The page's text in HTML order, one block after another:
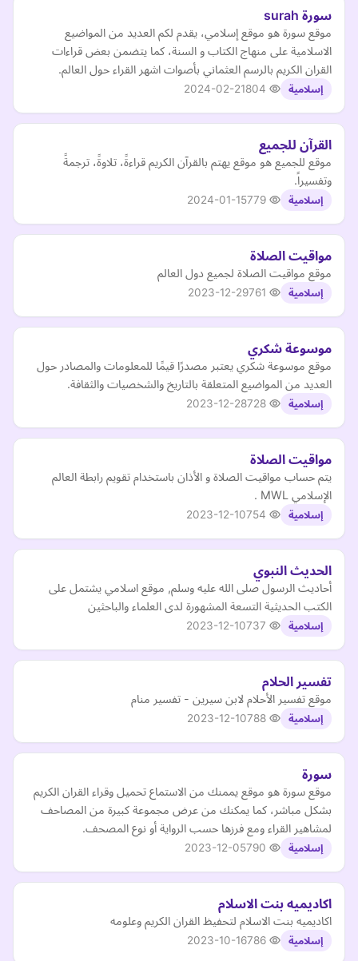
سورة surah
موقع سورة هو موقع إسلامي، يقدم لكم العديد من المواضيع
الاسلامية على منهاج الكتاب و السنة، كما يتضمن بعض قراءات
القران الكريم بالرسم العثماني بأصوات اشهر القراء حول العالم.
إسلامية 2024-02-21
القرآن للجميع
موقع للجميع هو موقع يهتم بالقرآن الكريم قراءةً، تلاوةً، ترجمةً
وتفسيراً.
إسلامية 2024-01-15
مواقيت الصلاة
موقع مواقيت الصلاة لجميع دول العالم
إسلامية 2023-12-29
موسوعة شكري
موقع موسوعة شكري يعتبر مصدرًا قيمًا للمعلومات والمصادر حول
العديد من المواضيع المتعلقة بالتاريخ والشخصيات والثقافة.
إسلامية 2023-12-28
مواقيت الصلاة
يتم حساب مواقيت الصلاة و الأذان باستخدام تقويم رابطة العالم
الإسلامي MWL .
إسلامية 2023-12-10
الحديث النبوي
أحاديث الرسول صلى الله عليه وسلم, موقع اسلامي يشتمل على
الكتب الحديثية التسعة المشهورة لدى العلماء والباحثين
إسلامية 2023-12-10
تفسير الحلام
موقع تفسير الأحلام لابن سيرين - تفسير منام
إسلامية 2023-12-10
سورة
موقع سورة هو موقع يممنك من الاستماع تحميل وقراء القران الكريم
بشكل مباشر، كما يمكنك من عرض مجموعة كبيرة من المصاحف
لمشاهير القراء ومع فرزها حسب الرواية أو نوع المصحف.
إسلامية 2023-12-05
اكاديميه بنت الاسلام
اكاديميه بنت الاسلام لتحفيظ القران الكريم وعلومه
إسلامية 2023-10-16